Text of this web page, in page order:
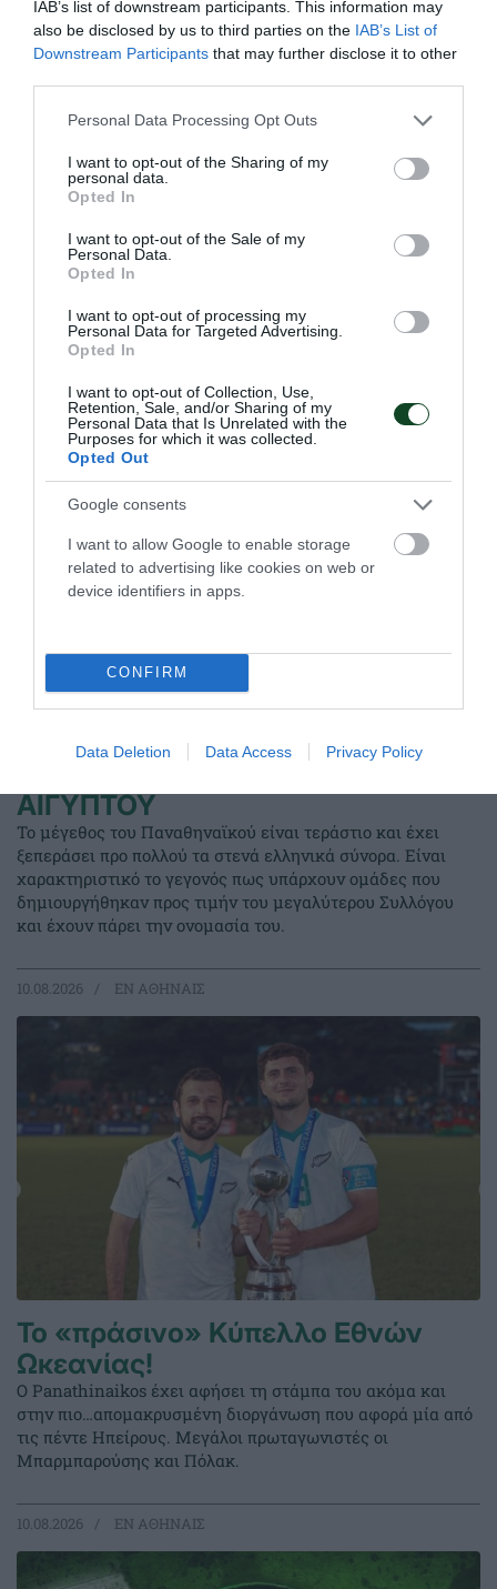
IAB’s list of downstream participants. This information may
also be disclosed by us to third parties on the IAB’s List of
Downstream Participants that may further disclose it to other
Please note that this website/app uses one or more Google
not limited to your visit or usage behaviour. You may click to
grant or deny consent to Google and its third-party tags to
use your data for below specified purposes in below Google
consent section.
Personal Data Processing Opt Outs
I want to opt-out of the Sharing of my
personal data.
Opted In
I want to opt-out of the Sale of my
Personal Data.
Opted In
I want to opt-out of processing my
Personal Data for Targeted Advertising.
Opted In
I want to opt-out of Collection, Use,
Retention, Sale, and/or Sharing of my
Personal Data that Is Unrelated with the
Purposes for which it was collected.
Opted Out
Google consents
I want to allow Google to enable storage
related to advertising like cookies on web or
device identifiers in apps.
CONFIRM
Data Deletion Data Access Privacy Policy
Σαν σήμερα το 1947-Το πρώτο
«τρίφυλλο» παγκόσμιο ρεκόρ!
Η πρώτη φορά που πιάσανε τα 60 Hits στον κόσμο στη
σκοποβολή είχε και «πράσινη» στάμπα το μακρινό 1947 στη
10.08.2026 ΣΚΟΠΟΒΟΛΗ
ΑΙΓΥΠΤΟΥ
Το μέγεθος του Παναθηναϊκού είναι τεράστιο και έχει
ξεπεράσει προ πολλού τα στενά ελληνικά σύνορα. Είναι
χαρακτηριστικό το γεγονός πως υπάρχουν ομάδες που
δημιουργήθηκαν προς τιμήν του μεγαλύτερου Συλλόγου
και έχουν πάρει την ονομασία του.
10.08.2026 EΝ ΑΘΗΝΑΙΣ
Το «πράσινο» Κύπελλο Εθνών
Ωκεανίας!
Ο Panathinaikos έχει αφήσει τη στάμπα του ακόμα και
στην πιο…απομακρυσμένη διοργάνωση που αφορά μία από
τις πέντε Ηπείρους. Μεγάλοι πρωταγωνιστές οι
Μπαρμπαρούσης και Πόλακ.
10.08.2026 EΝ ΑΘΗΝΑΙΣ